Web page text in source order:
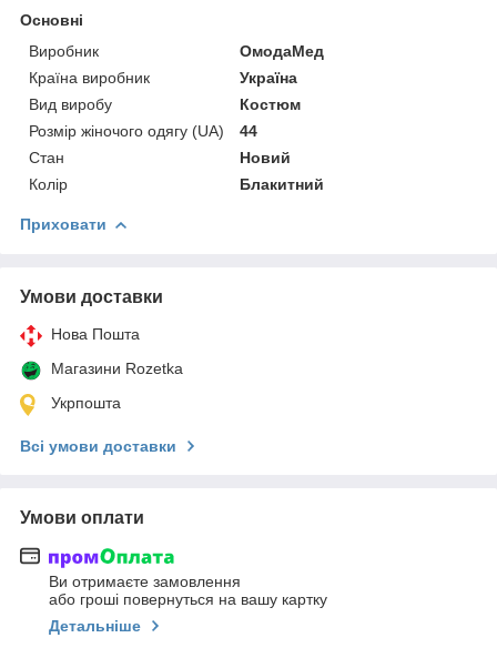
Основні
Виробник
ОмодаМед
Країна виробник
Україна
Вид виробу
Костюм
Розмір жіночого одягу (UA)
44
Стан
Новий
Колір
Блакитний
Приховати
Умови доставки
Нова Пошта
Магазини Rozetka
Укрпошта
Всі умови доставки
Умови оплати
Ви отримаєте замовлення
або гроші повернуться на вашу картку
Детальніше